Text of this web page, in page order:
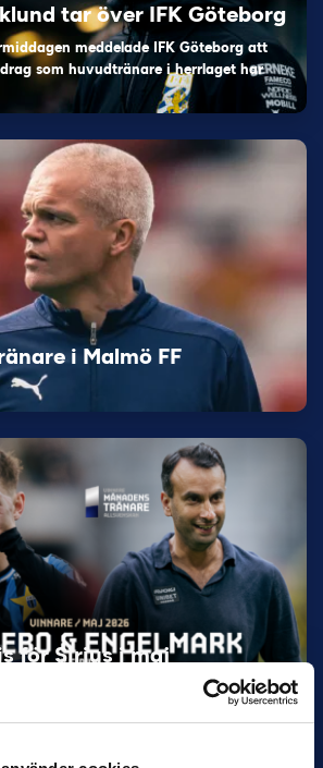
tar över IFK Göteborg
meddelade IFK Göteborg att
som huvudtränare i herrlaget har
i Malmö FF
för Sirius i maj
i…